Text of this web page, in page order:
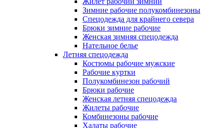
Зимние рабочие полукомбинезоны
Спецодежда для крайнего севера
Брюки зимние рабочие
Женская зимняя спецодежда
Нательное белье
Летняя спецодежда
Костюмы рабочие мужские
Рабочие куртки
Полукомбинезон рабочий
Брюки рабочие
Женская летняя спецодежда
Жилеты рабочие
Комбинезоны рабочие
Халаты рабочие